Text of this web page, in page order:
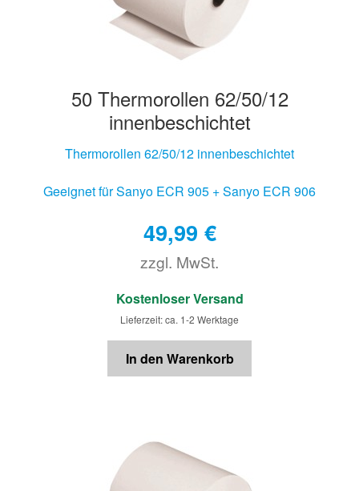
50 Thermorollen 62/50/12
innenbeschichtet
Thermorollen 62/50/12 innenbeschichtet
Geeignet für Sanyo ECR 905 + Sanyo ECR 906
49,99 €
zzgl. MwSt.
€
Kostenloser Versand
Lieferzeit: ca. 1-2 Werktage
In den Warenkorb